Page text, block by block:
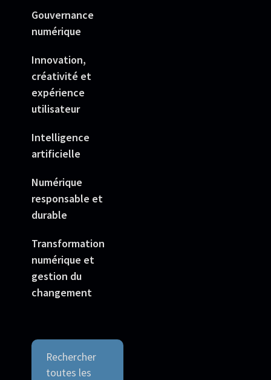
Gouvernance
numérique
Innovation,
créativité et
expérience
utilisateur
Intelligence
artificielle
Numérique
responsable et
durable
Transformation
numérique et
gestion du
changement
Rechercher
toutes les